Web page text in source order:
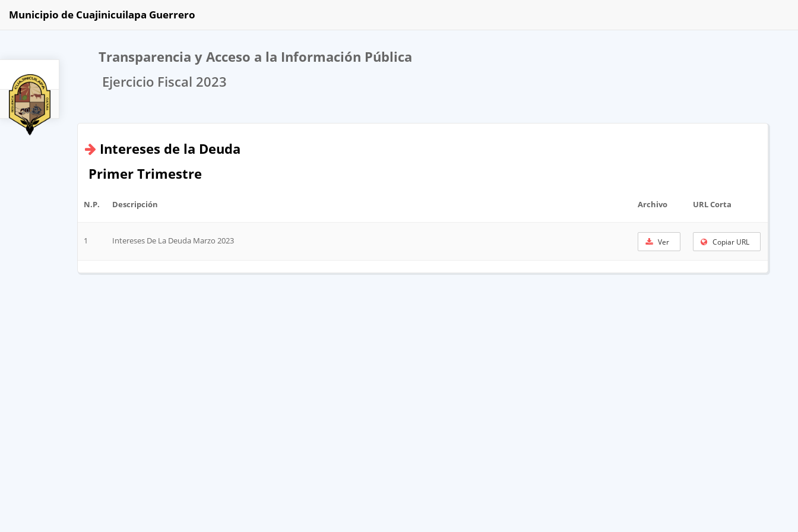
2023
Municipio de Cuajinicuilapa Guerrero
Transparencia y Acceso a la Información Pública
Ejercicio Fiscal 2023
Intereses de la Deuda
Primer Trimestre
N.P. Descripción Archivo URL Corta
1 Intereses De La Deuda Marzo 2023 Ver Copiar URL